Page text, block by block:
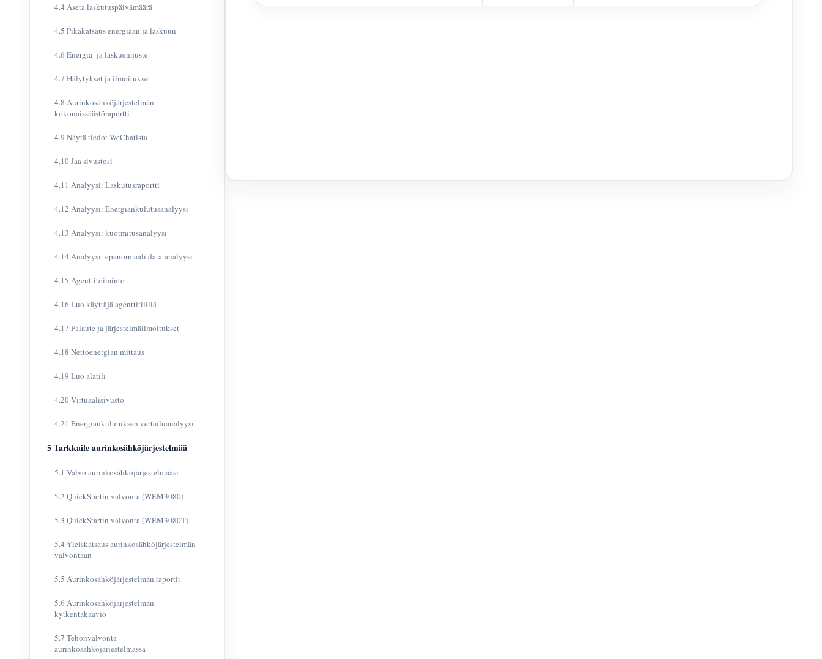
4.4 Aseta laskutuspäivämäärä
4.5 Pikakatsaus energiaan ja laskuun
4.6 Energia- ja laskuennuste
4.7 Hälytykset ja ilmoitukset
4.8 Aurinkosähköjärjestelmän
kokonaissäästöraportti
4.9 Näytä tiedot WeChatista
4.10 Jaa sivustosi
4.11 Analyysi: Laskutusraportti
4.12 Analyysi: Energiankulutusanalyysi
4.13 Analyysi: kuormitusanalyysi
4.14 Analyysi: epänormaali data-analyysi
4.15 Agenttitoiminto
4.16 Luo käyttäjä agenttitilillä
4.17 Palaute ja järjestelmäilmoitukset
4.18 Nettoenergian mittaus
4.19 Luo alatili
4.20 Virtuaalisivusto
4.21 Energiankulutuksen vertailuanalyysi
5 Tarkkaile aurinkosähköjärjestelmää
5.1 Valvo aurinkosähköjärjestelmääsi
5.2 QuickStartin valvonta (WEM3080)
5.3 QuickStartin valvonta (WEM3080T)
5.4 Yleiskatsaus aurinkosähköjärjestelmän
valvontaan
5.5 Aurinkosähköjärjestelmän raportit
5.6 Aurinkosähköjärjestelmän
kytkentäkaavio
5.7 Tehonvalvonta
aurinkosähköjärjestelmässä